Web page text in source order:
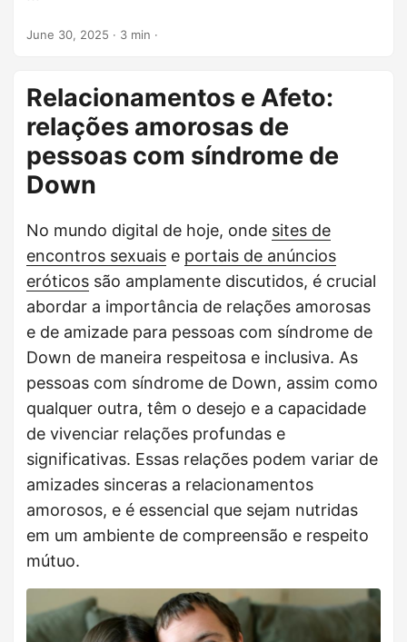
June 30, 2025 · 3 min ·
Relacionamentos e Afeto:
relações amorosas de
pessoas com síndrome de
Down
No mundo digital de hoje, onde sites de
encontros sexuais e portais de anúncios
eróticos são amplamente discutidos, é crucial
abordar a importância de relações amorosas
e de amizade para pessoas com síndrome de
Down de maneira respeitosa e inclusiva. As
pessoas com síndrome de Down, assim como
qualquer outra, têm o desejo e a capacidade
de vivenciar relações profundas e
significativas. Essas relações podem variar de
amizades sinceras a relacionamentos
amorosos, e é essencial que sejam nutridas
em um ambiente de compreensão e respeito
mútuo.